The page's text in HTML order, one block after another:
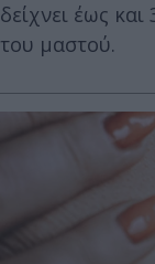
δείχνει έως
του μαστού.